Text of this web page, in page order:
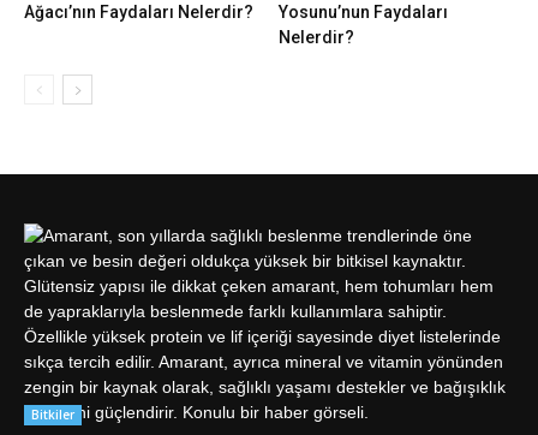
Ağacı’nın Faydaları Nelerdir?
Yosunu’nun Faydaları
Nelerdir?
Bitkiler